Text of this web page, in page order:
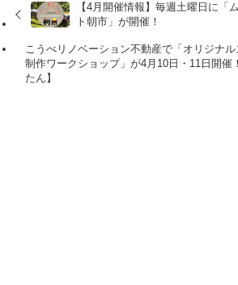
【4月開催情報】毎週土曜日に「
ト朝市」が開催！
こうべリノベーション不動産で「オリジナ
制作ワークショップ」が4月10日・11日開催
たん】